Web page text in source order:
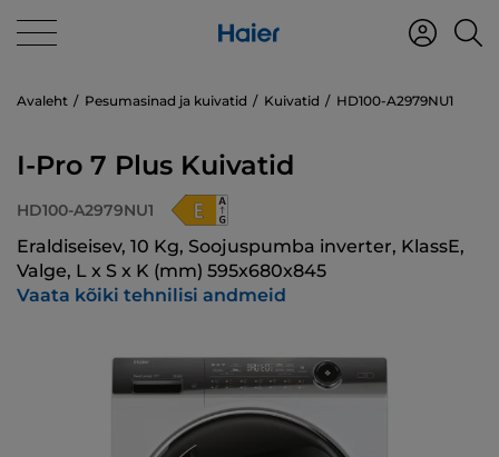
Avaleht Pesumasinad ja kuivatid Kuivatid HD100-A2979NU1
I-Pro 7 Plus Kuivatid
HD100-A2979NU1
Eraldiseisev, 10 Kg, Soojuspumba inverter, KlassE,
Valge, L x S x K (mm) 595x680x845
Vaata kõiki tehnilisi andmeid